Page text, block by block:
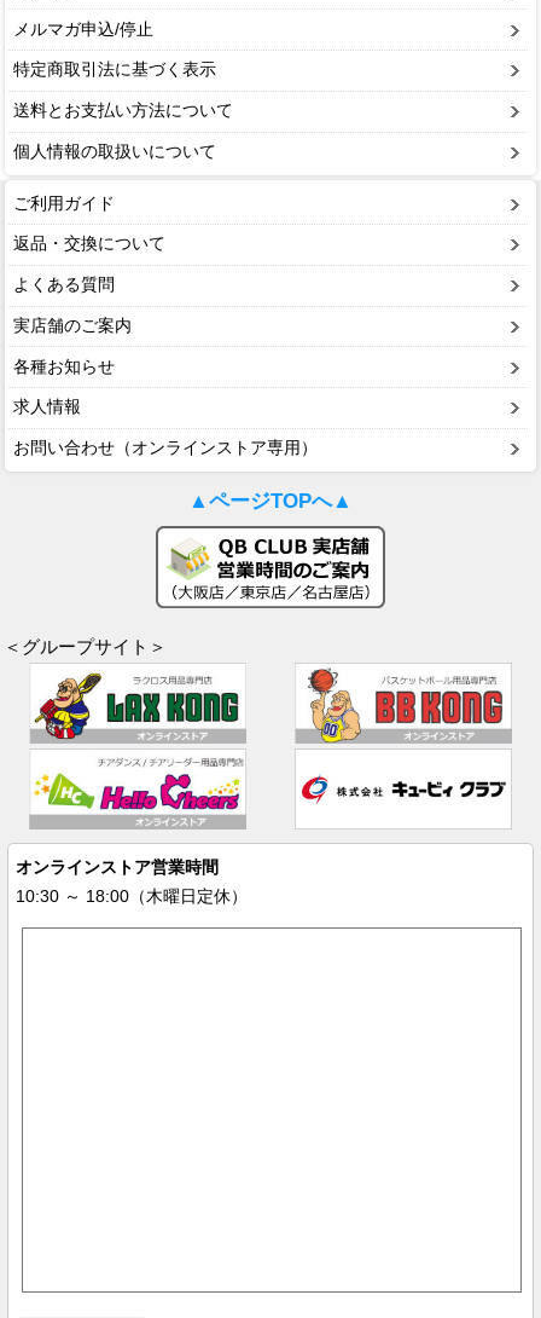
メルマガ申込/停止
特定商取引法に基づく表示
送料とお支払い方法について
個人情報の取扱いについて
ご利用ガイド
返品・交換について
よくある質問
実店舗のご案内
各種お知らせ
求人情報
お問い合わせ（オンラインストア専用）
▲ページTOPへ▲
＜グループサイト＞
オンラインストア営業時間
10:30 ～ 18:00（木曜日定休）